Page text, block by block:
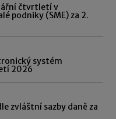
čtvrtletí v
podniky (SME) za 2.
systém
2026
zvláštní sazby daně za